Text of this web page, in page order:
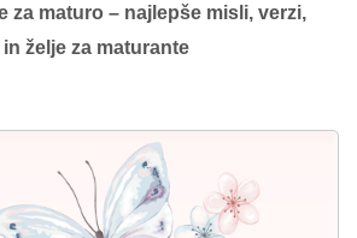
za maturo – najlepše misli, verzi,
želje za maturante